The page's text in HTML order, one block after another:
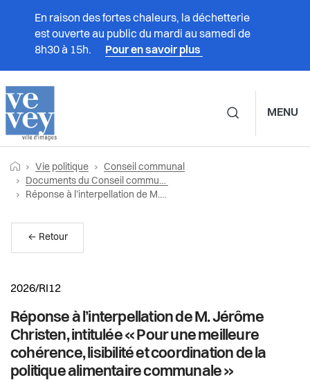
En raison des fortes chaleurs, la déchetterie
est ouverte au public du mardi au samedi de
8h30 à 15h.
Pour en savoir plus
MENU
Prestations
Vie politique
Actualités
Pilier public
Fil
d'Ariane
Retourner vers la page d'accueil
Vie politique
Conseil communal
Documents du Conseil communal
Page actuelle:
Réponse à l’interpellation de M. Jérôme Christen, intitulée « Pour une meilleure cohérence, lisibilité et coordination de la politique alimentaire communale »
2026/RI12
Réponse à l’interpellation de M. Jérôme
Christen, intitulée « Pour une meilleure
cohérence, lisibilité et coordination de la
politique alimentaire communale »
← Retour